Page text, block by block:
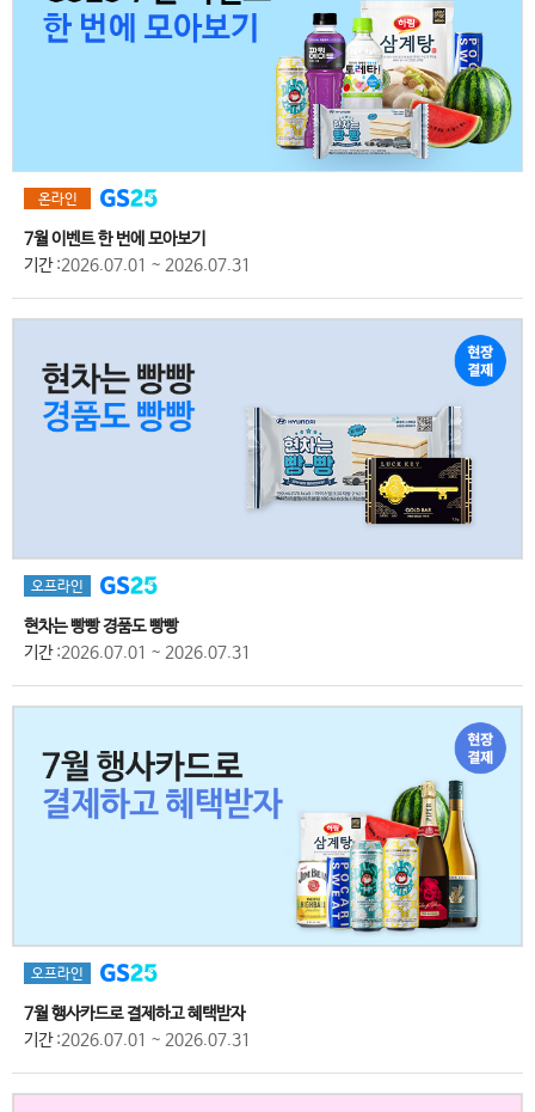
온라인
7월 이벤트 한 번에 모아보기
기간:2026.07.01 ~ 2026.07.31
오프라인
현차는 빵빵 경품도 빵빵
기간:2026.07.01 ~ 2026.07.31
오프라인
7월 행사카드로 결제하고 혜택받자
기간:2026.07.01 ~ 2026.07.31